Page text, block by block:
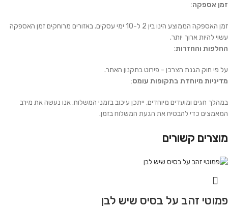
זמן אספקה:
זמן האספקה הממוצע הינו בין 2 ל-10 ימי עסקים. באזורים מרוחקים זמן האספקה
עשוי להיות ארוך יותר.
החלפות והחזרות:
על פי חוק הגנת הצרכן - פירוט בתקנון האתר.
מדיניות מיוחדת בתקופות עומס:
במהלך חגים ומועדים מיוחדים, ייתכן עיכוב בזמני המשלוח. אנו נעשה את מירב
המאמצים כדי להבטיח את הגעת המשלוח בזמן.
מוצרים קשורים
פמוטי זהב על בסיס שיש לבן